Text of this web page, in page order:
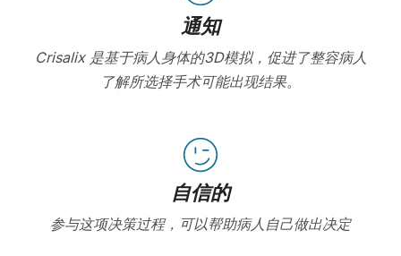
通知
Crisalix 是基于病人身体的3D模拟，促进了整容病人
了解所选择手术可能出现结果。
自信的
参与这项决策过程，可以帮助病人自己做出决定